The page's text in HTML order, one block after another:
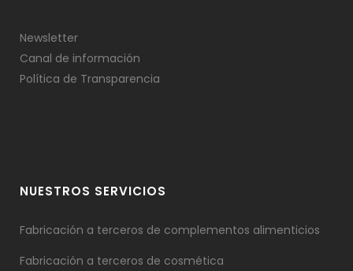
Newsletter
Canal de información
Política de Transparencia
NUESTROS SERVICIOS
Fabricación a terceros de complementos alimenticios
Fabricación a terceros de cosmética